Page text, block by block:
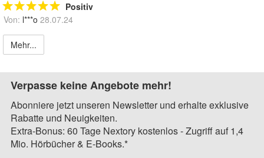
Positiv
Von: l***o 28.07.24
Mehr...
Verpasse keine Angebote mehr!
Abonniere jetzt unseren Newsletter und erhalte exklusive
Rabatte und Neuigkeiten.
Extra-Bonus: 60 Tage Nextory kostenlos - Zugriff auf 1,4
Mio. Hörbücher & E-Books.*